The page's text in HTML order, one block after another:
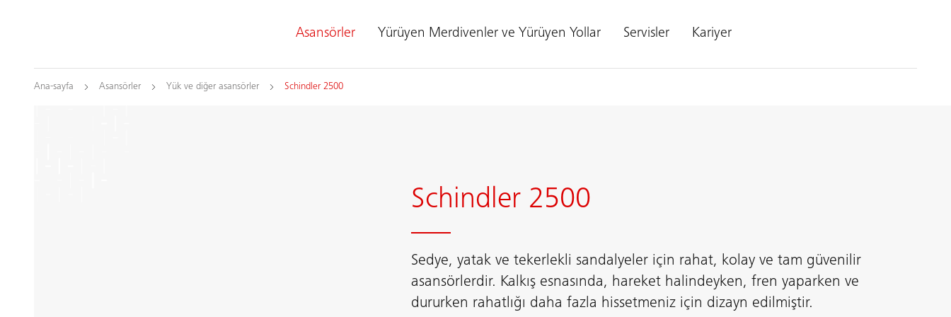
Asansörler Yürüyen Merdivenler ve Yürüyen Yollar Servisler Kariyer
Ana-sayfa Asansörler Yük ve diğer asansörler Schindler 2500
Schindler 2500
Sedye, yatak ve tekerlekli sandalyeler için rahat, kolay ve tam güvenilir
asansörlerdir. Kalkış esnasında, hareket halindeyken, fren yaparken ve
dururken rahatlığı daha fazla hissetmeniz için dizayn edilmiştir.